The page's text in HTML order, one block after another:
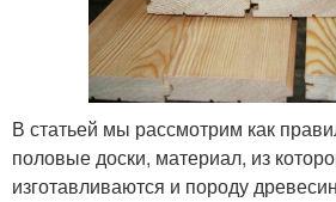
В статьей мы рассмотрим как
половые доски, материал, из
изготавливаются и породу